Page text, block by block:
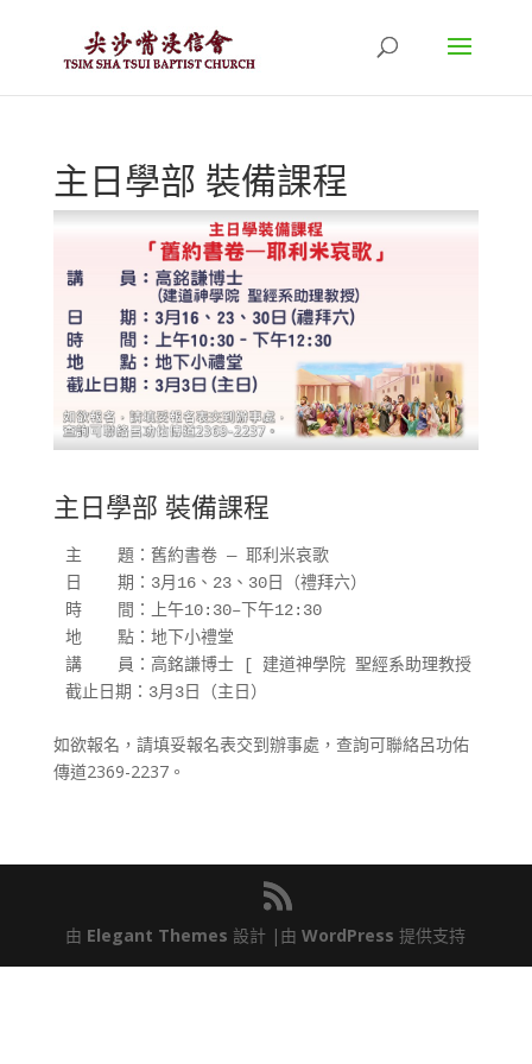
主日學部 裝備課程
主日學部 裝備課程
主　  題：舊約書卷 — 耶利米哀歌
日　  期：3月16、23、30日（禮拜六）
時　  間：上午10:30–下午12:30
地　  點：地下小禮堂
講　  員：高銘謙博士 [ 建道神學院 聖經系助理教授 ]
截止日期：3月3日（主日）
如欲報名，請填妥報名表交到辦事處，查詢可聯絡呂功佑
傳道2369-2237。
由 Elegant Themes 設計 |由WordPress 提供支持